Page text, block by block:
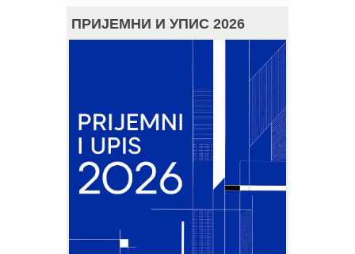
ПРИЈЕМНИ И УПИС 2026